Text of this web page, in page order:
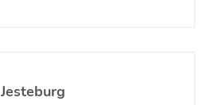
Jesteburg